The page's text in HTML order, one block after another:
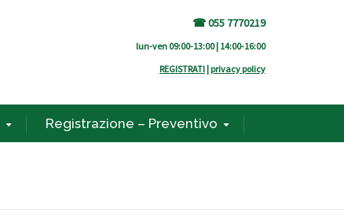
☎ 055 7770219
lun-ven 09:00-13:00 | 14:00-16:00
REGISTRATI | privacy policy
Registrazione – Preventivo